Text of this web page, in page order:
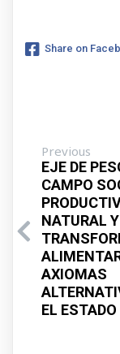
Share on
Previous
EJE DE
CAMPO
NATURAL Y
AXIOMAS
EL